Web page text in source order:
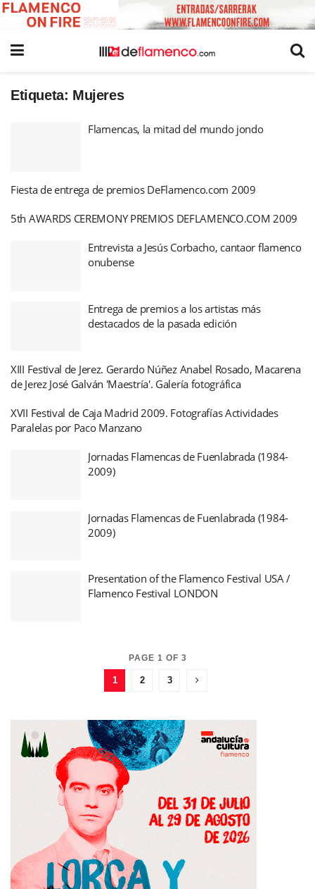
Etiqueta: Mujeres
Flamencas, la mitad del mundo jondo
Fiesta de entrega de premios DeFlamenco.com 2009
5th AWARDS CEREMONY PREMIOS DEFLAMENCO.COM 2009
Entrevista a Jesús Corbacho, cantaor flamenco
onubense
Entrega de premios a los artistas más
destacados de la pasada edición
XIII Festival de Jerez. Gerardo Núñez Anabel Rosado, Macarena
de Jerez José Galván 'Maestría'. Galería fotográfica
XVII Festival de Caja Madrid 2009. Fotografías Actividades
Paralelas por Paco Manzano
Jornadas Flamencas de Fuenlabrada (1984-
2009)
Jornadas Flamencas de Fuenlabrada (1984-
2009)
Presentation of the Flamenco Festival USA /
Flamenco Festival LONDON
PAGE 1 OF 3
1 2 3